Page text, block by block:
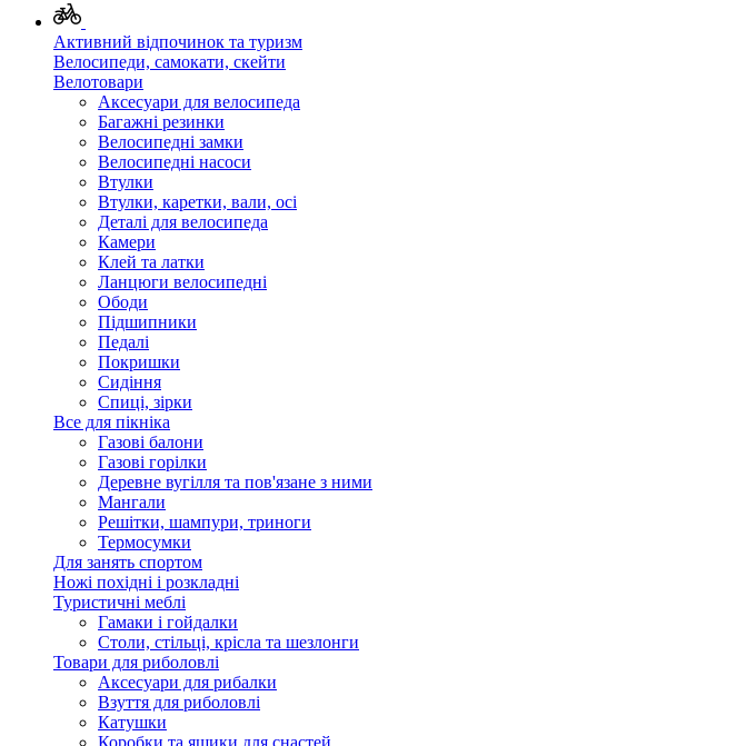
Активний відпочинок та туризм
Велосипеди, самокати, скейти
Велотовари
Аксесуари для велосипеда
Багажні резинки
Велосипедні замки
Велосипедні насоси
Втулки
Втулки, каретки, вали, осі
Деталі для велосипеда
Камери
Клей та латки
Ланцюги велосипедні
Ободи
Підшипники
Педалі
Покришки
Сидіння
Спиці, зірки
Все для пікніка
Газові балони
Газові горілки
Деревне вугілля та пов'язане з ними
Мангали
Решітки, шампури, триноги
Термосумки
Для занять спортом
Ножі похідні і розкладні
Туристичні меблі
Гамаки і гойдалки
Столи, стільці, крісла та шезлонги
Товари для риболовлі
Аксесуари для рибалки
Взуття для риболовлі
Катушки
Коробки та ящики для снастей